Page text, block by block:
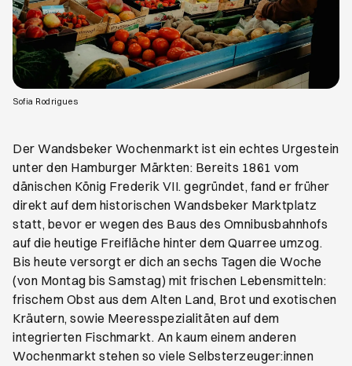
Sofia RodriguesÖffnet ein neues Browser-Tab
Der Wandsbeker Wochenmarkt ist ein echtes Urgestein
unter den Hamburger Märkten: Bereits 1861 vom
dänischen König Frederik VII. gegründet, fand er früher
direkt auf dem historischen Wandsbeker Marktplatz
statt, bevor er wegen des Baus des Omnibusbahnhofs
auf die heutige Freifläche hinter dem Quarree umzog.
Bis heute versorgt er dich an sechs Tagen die Woche
(von Montag bis Samstag) mit frischen Lebensmitteln:
frischem Obst aus dem Alten Land, Brot und exotischen
Kräutern, sowie Meeresspezialitäten auf dem
integrierten Fischmarkt. An kaum einem anderen
Wochenmarkt stehen so viele Selbsterzeuger:innen